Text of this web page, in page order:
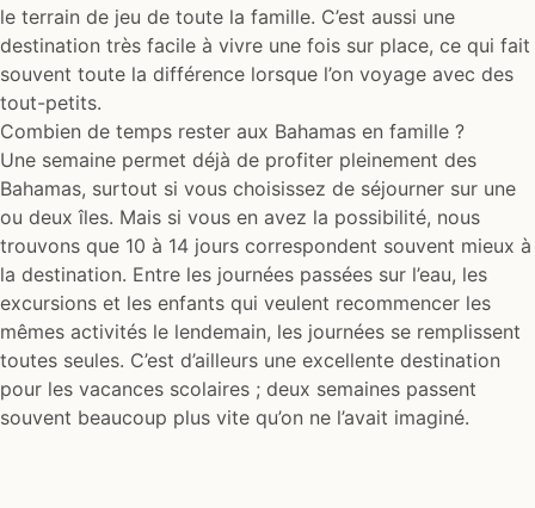
le terrain de jeu de toute la famille. C’est aussi une
destination très facile à vivre une fois sur place, ce qui fait
souvent toute la différence lorsque l’on voyage avec des
tout-petits.
Combien de temps rester aux Bahamas en famille ?
Une semaine permet déjà de profiter pleinement des
Bahamas, surtout si vous choisissez de séjourner sur une
ou deux îles. Mais si vous en avez la possibilité, nous
trouvons que 10 à 14 jours correspondent souvent mieux à
la destination. Entre les journées passées sur l’eau, les
excursions et les enfants qui veulent recommencer les
mêmes activités le lendemain, les journées se remplissent
toutes seules. C’est d’ailleurs une excellente destination
pour les vacances scolaires ; deux semaines passent
souvent beaucoup plus vite qu’on ne l’avait imaginé.